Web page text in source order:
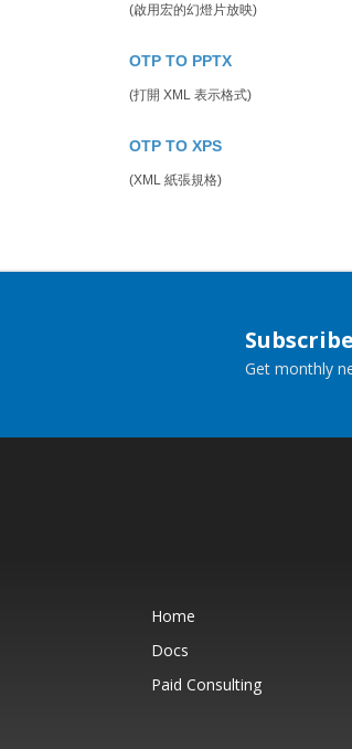
(啟用宏的幻燈片放映)
OTP TO PPTX
(打開 XML 表示格式)
OTP TO XPS
(XML 紙張規格)
Get monthly
Home
Docs
Paid Consulting